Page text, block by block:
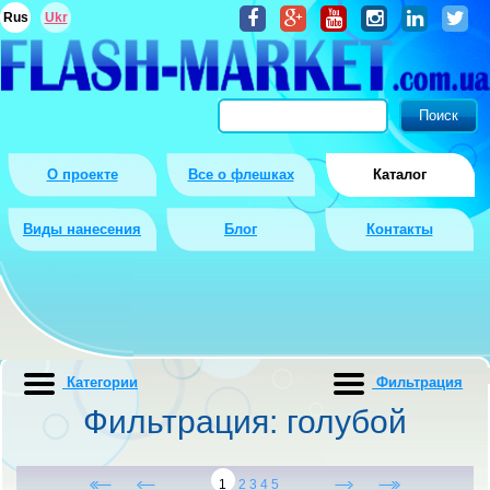
О проекте Все о флешках Каталог
Виды нанесения Блог Контакты
Rus Ukr
Фильтрация: голубой
1 2 3 4 5
Категории Фильтрация